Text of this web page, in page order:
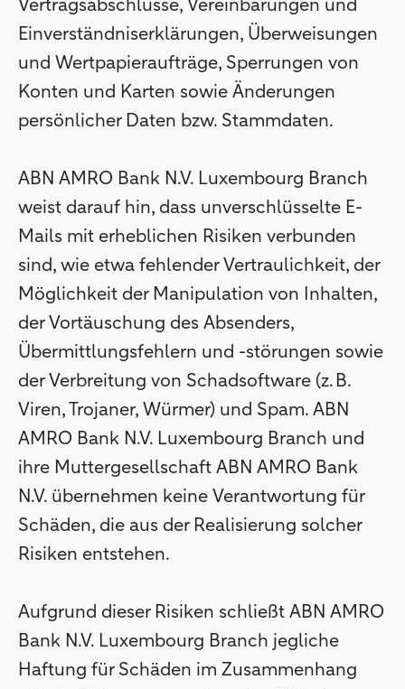
Vertragsabschlüsse, Vereinbarungen und
Einverständniserklärungen, Überweisungen
und Wertpapieraufträge, Sperrungen von
Konten und Karten sowie Änderungen
persönlicher Daten bzw. Stammdaten.
ABN AMRO Bank N.V. Luxembourg Branch
weist darauf hin, dass unverschlüsselte E-
Mails mit erheblichen Risiken verbunden
sind, wie etwa fehlender Vertraulichkeit, der
Möglichkeit der Manipulation von Inhalten,
der Vortäuschung des Absenders,
Übermittlungsfehlern und -störungen sowie
der Verbreitung von Schadsoftware (z. B.
Viren, Trojaner, Würmer) und Spam. ABN
AMRO Bank N.V. Luxembourg Branch und
ihre Muttergesellschaft ABN AMRO Bank
N.V. übernehmen keine Verantwortung für
Schäden, die aus der Realisierung solcher
Risiken entstehen.
Aufgrund dieser Risiken schließt ABN AMRO
Bank N.V. Luxembourg Branch jegliche
Haftung für Schäden im Zusammenhang